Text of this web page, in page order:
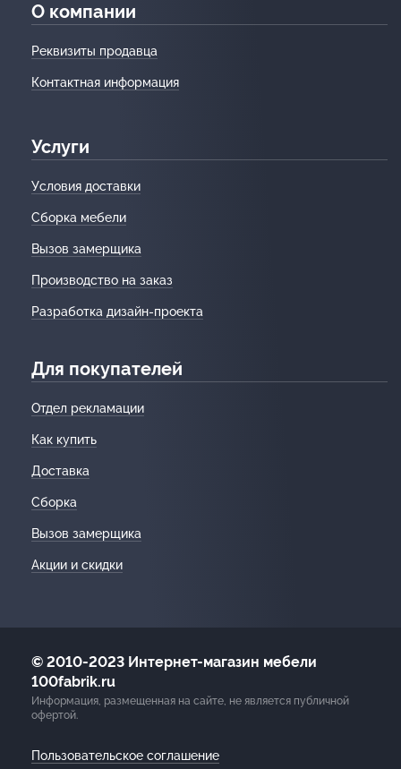
О компании
Реквизиты продавца
Контактная информация
Услуги
Условия доставки
Сборка мебели
Вызов замерщика
Производство на заказ
Разработка дизайн-проекта
Для покупателей
Отдел рекламации
Как купить
Доставка
Сборка
Вызов замерщика
Акции и скидки
© 2010-2023 Интернет-магазин мебели
100fabrik.ru
Информация, размещенная на сайте, не является публичной
офертой.
Пользовательское соглашение